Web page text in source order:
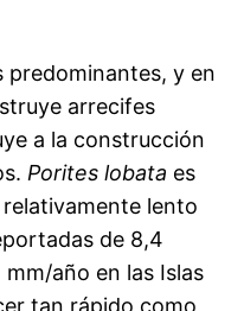
predominantes, y en
arrecifes
a la construcción
Porites lobata es
lento
de 8,4
año en las Islas
tan rápido como